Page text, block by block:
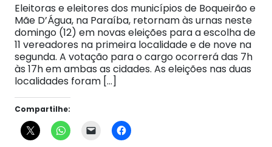
Eleitoras e eleitores dos municípios de Boqueirão e
Mãe D’Água, na Paraíba, retornam às urnas neste
domingo (12) em novas eleições para a escolha de
11 vereadores na primeira localidade e de nove na
segunda. A votação para o cargo ocorrerá das 7h
às 17h em ambas as cidades. As eleições nas duas
localidades foram […]
Compartilhe: